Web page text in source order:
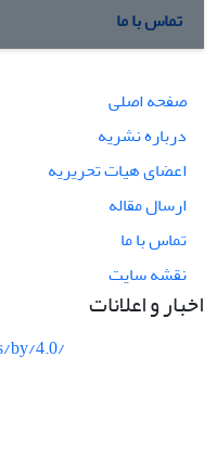
تماس با ما
صفحه اصلی
درباره نشریه
اعضای هیات تحریریه
ارسال مقاله
تماس با ما
نقشه سایت
اخبار و اعلانات
by/4.0/